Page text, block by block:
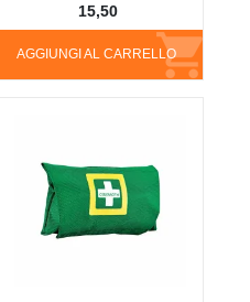
AGGIUNGI AL CARRELLO
15,50